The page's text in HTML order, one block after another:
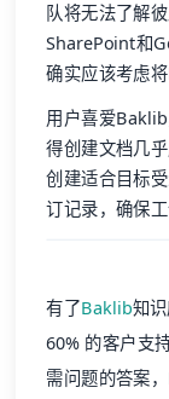
队将无法了解
SharePoint和
确实应该考虑
用户喜爱
得创建文档几
创建适合目标
订记录，确保
有了Baklib知
60% 的客户支
需问题的答案，